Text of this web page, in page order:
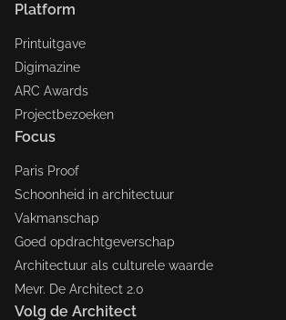
Platform
Printuitgave
Digimazine
ARC Awards
Projectbezoeken
Focus
Paris Proof
Schoonheid in architectuur
Vakmanschap
Goed opdrachtgeverschap
Architectuur als culturele waarde
Mevr. De Architect 2.0
Volg de Architect